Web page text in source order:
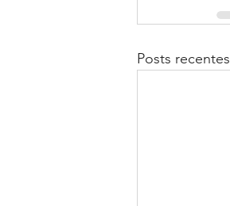
Posts recentes